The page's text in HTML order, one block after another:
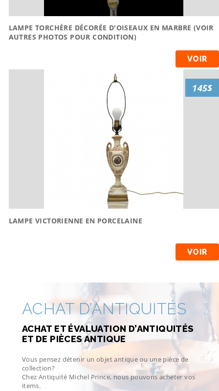
LAMPE TORCHÈRE DÉCORÉE D'OISEAUX EN MARBRE (VOIR
AUTRES PHOTOS POUR CONDITION)
VOIR
LAMPE VICTORIENNE EN PORCELAINE
VOIR
145$
ACHAT D’ANTIQUITÉS
ACHAT ET ÉVALUATION D’ANTIQUITÉS
ET DE PIÈCES ANTIQUE
Vous pensez détenir un objet antique ou une pièce de
collection?
Chez Antiquité Michel Prince, nous pouvons acheter vos
items.